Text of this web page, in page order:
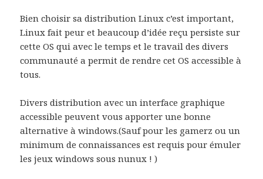
Bien choisir sa distribution Linux c’est important,
Linux fait peur et beaucoup d’idée reçu persiste sur
cette OS qui avec le temps et le travail des divers
communauté a permit de rendre cet OS accessible à
tous.
Divers distribution avec un interface graphique
accessible peuvent vous apporter une bonne
alternative à windows.(Sauf pour les gamerz ou un
minimum de connaissances est requis pour émuler
les jeux windows sous nunux ! )